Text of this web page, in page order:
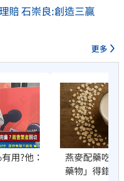
賠 石崇良:創造三贏
更多
用?他：
燕麥配藥吃？
藥物」得錯開